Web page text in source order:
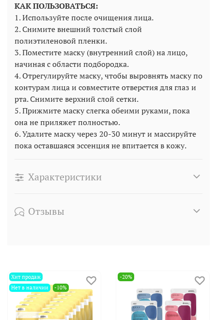
КАК ПОЛЬЗОВАТЬСЯ:
1. Используйте после очищения лица.
2. Снимите внешний толстый слой
полиэтиленовой пленки.
3. Поместите маску (внутренний слой) на лицо,
начиная с области подбородка.
4. Отрегулируйте маску, чтобы выровнять маску по
контурам лица и совместите отверстия для глаз и
рта. Снимите верхний слой сетки.
5. Прижмите маску слегка обеими руками, пока
она не приляжет полностью.
6. Удалите маску через 20-30 минут и массируйте
пока оставшаяся эссенция не впитается в кожу.
Характеристики
Отзывы
Хит продаж
Нет в наличии
-10%
-20%